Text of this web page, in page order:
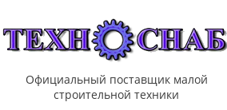
Официальный поставщик малой
строительной техники